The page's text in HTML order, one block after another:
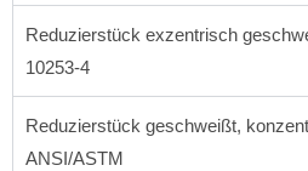
Reduzierstück exzentrisch
10253-4
Reduzierstück geschweißt,
ANSI/ASTM